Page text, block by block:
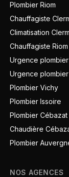
Plombier Riom
Chauffagiste
Climatisation
Chauffagiste Riom
Urgence
Urgence plombier
Plombier Vichy
Plombier Issoire
Plombier Cébazat
Chaudière
Plombier
NOS AGENCES